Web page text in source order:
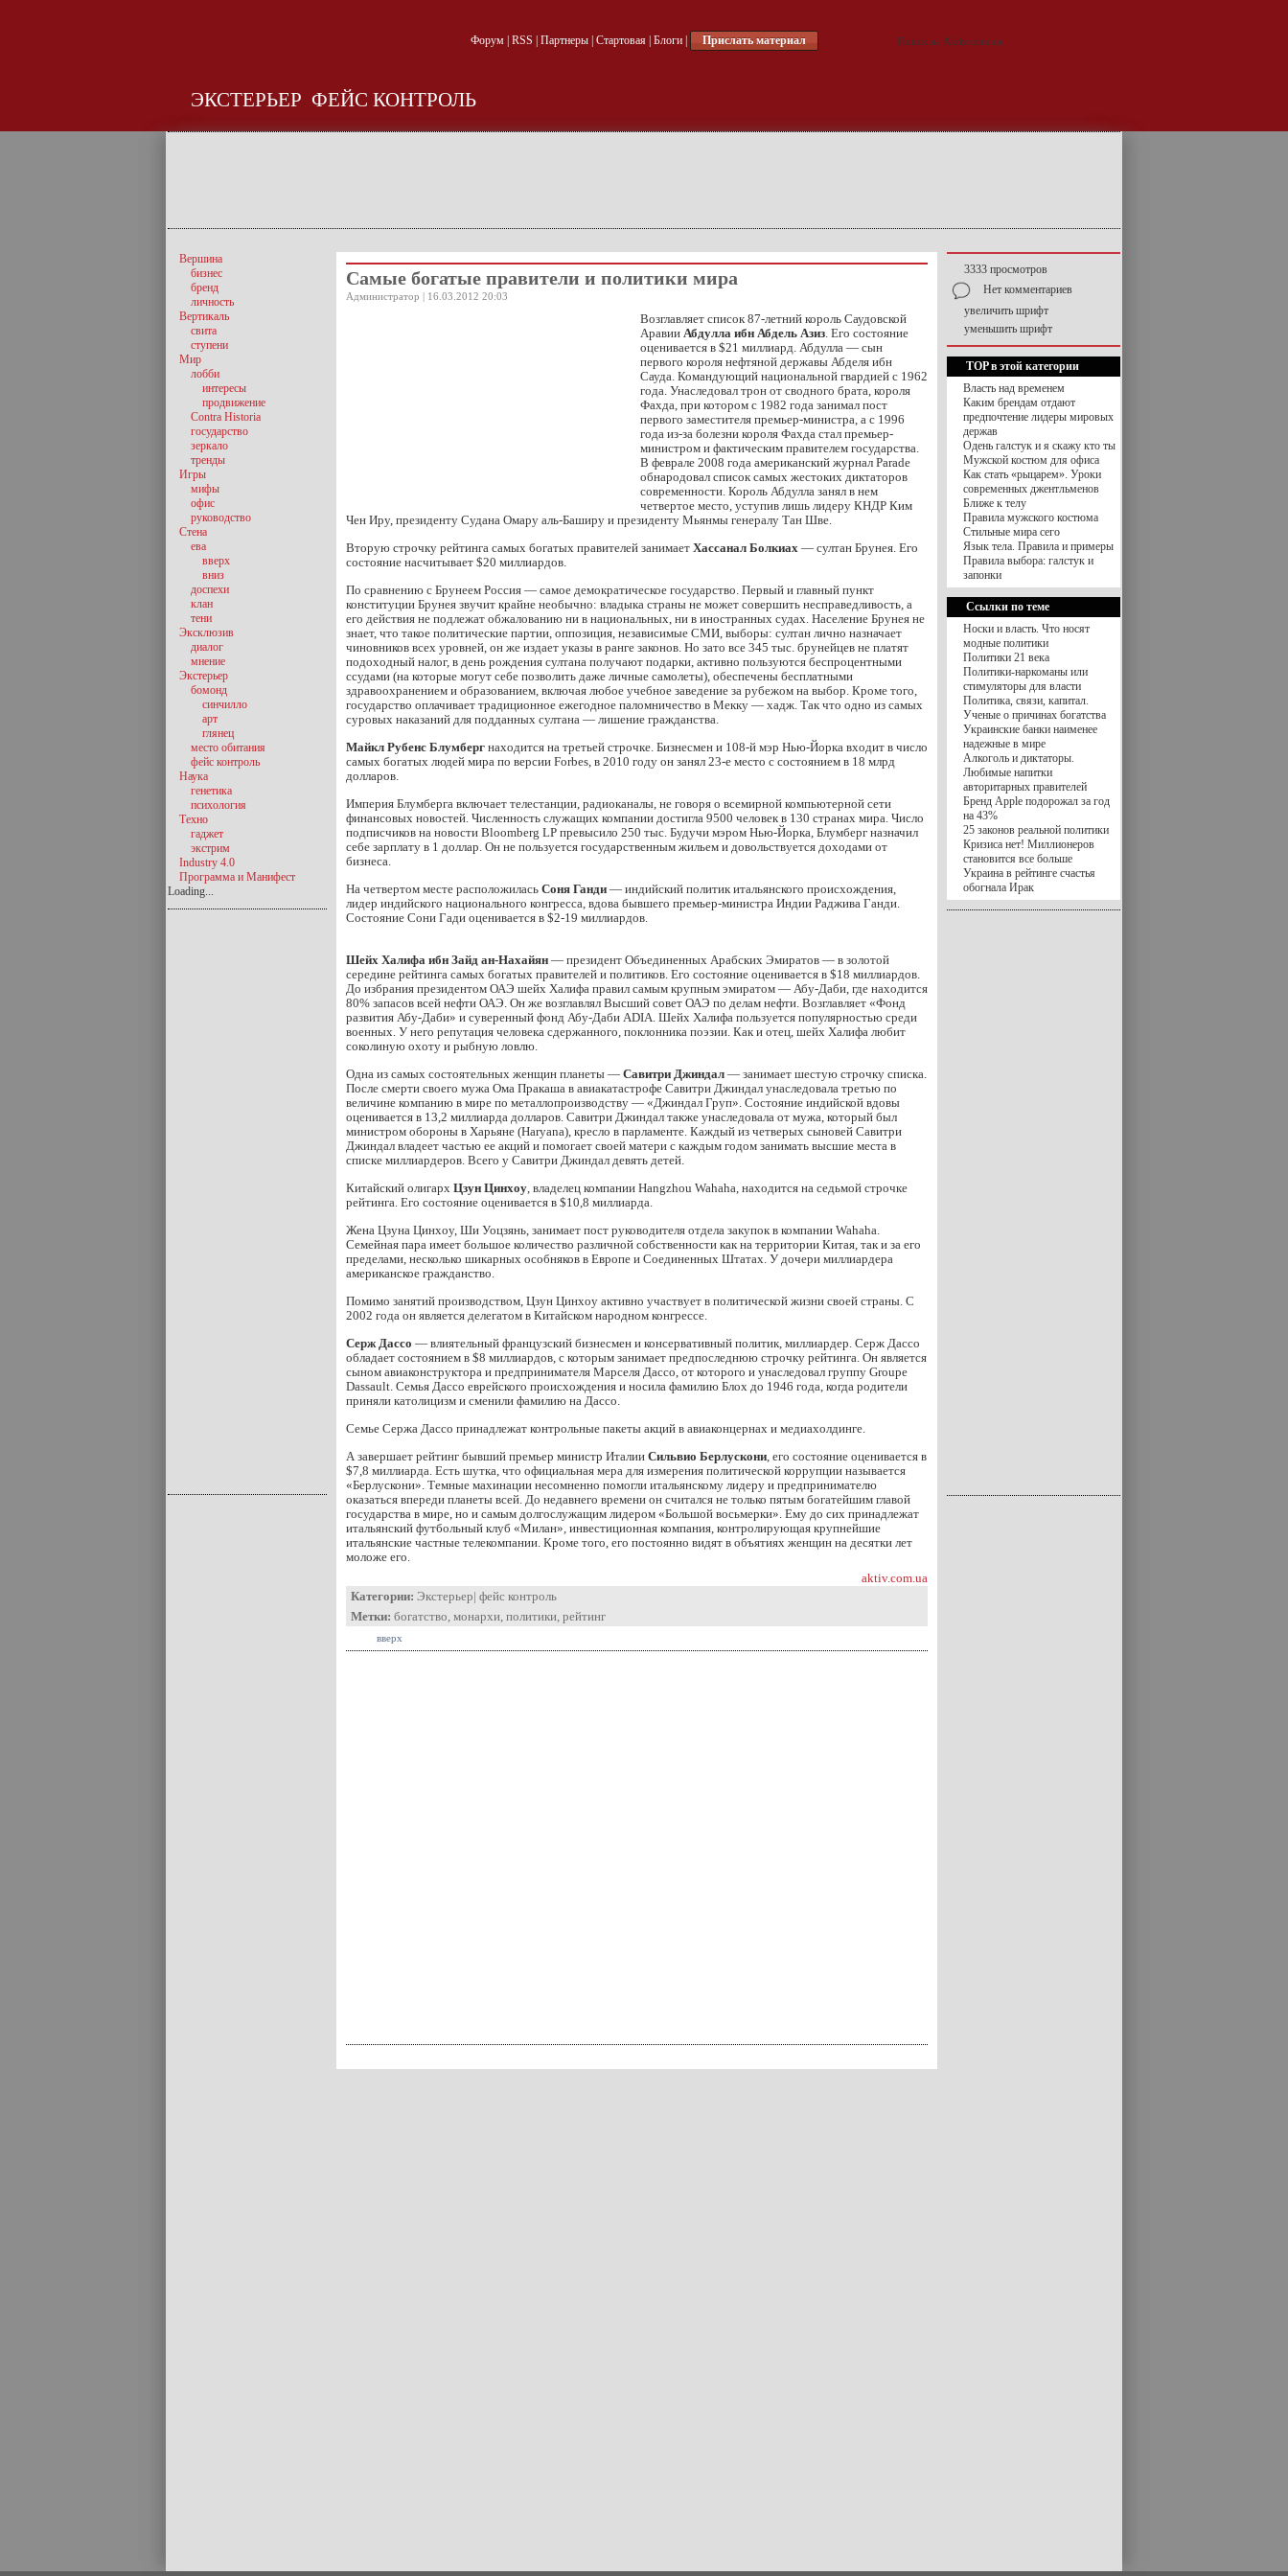
Форум| RSS Партнеры| Стартовая| Блоги| Прислать материал
ЭКСТЕРЬЕР ФЕЙС КОНТРОЛЬ
Самые богатые правители и политики мира
Администратор | 16.03.2012 20:03
Возглавляет список 87-летний король Саудовской
Аравии Абдулла ибн Абдель Азиз. Его состояние
оценивается в $21 миллиард. Абдулла — сын
первого короля нефтяной державы Абделя ибн
Сауда. Командующий национальной гвардией с 1962
года. Унаследовал трон от сводного брата, короля
Фахда, при котором с 1982 года занимал пост
первого заместителя премьер-министра, а с 1996
года из-за болезни короля Фахда стал премьер-
министром и фактическим правителем государства.
В феврале 2008 года американский журнал Parade
обнародовал список самых жестоких диктаторов
современности. Король Абдулла занял в нем
четвертое место, уступив лишь лидеру КНДР Ким
Чен Иру, президенту Судана Омару аль-Баширу и президенту Мьянмы генералу Тан Шве.
Вторую строчку рейтинга самых богатых правителей занимает Хассанал Болкиах — султан Брунея. Его
состояние насчитывает $20 миллиардов.
По сравнению с Брунеем Россия — самое демократическое государство. Первый и главный пункт
конституции Брунея звучит крайне необычно: владыка страны не может совершить несправедливость, а
его действия не подлежат обжалованию ни в национальных, ни в иностранных судах. Население Брунея не
знает, что такое политические партии, оппозиция, независимые СМИ, выборы: султан лично назначает
чиновников всех уровней, он же издает указы в ранге законов. Но зато все 345 тыс. брунейцев не платят
подоходный налог, в день рождения султана получают подарки, активно пользуются беспроцентными
ссудами (на которые могут себе позволить даже личные самолеты), обеспечены бесплатными
здравоохранением и образованием, включая любое учебное заведение за рубежом на выбор. Кроме того,
государство оплачивает традиционное ежегодное паломничество в Мекку — хадж. Так что одно из самых
суровых наказаний для подданных султана — лишение гражданства.
Майкл Рубенс Блумберг находится на третьей строчке. Бизнесмен и 108-й мэр Нью-Йорка входит в число
самых богатых людей мира по версии Forbes, в 2010 году он занял 23-е место с состоянием в 18 млрд
долларов.
Империя Блумберга включает телестанции, радиоканалы, не говоря о всемирной компьютерной сети
финансовых новостей. Численность служащих компании достигла 9500 человек в 130 странах мира. Число
подписчиков на новости Bloomberg LP превысило 250 тыс. Будучи мэром Нью-Йорка, Блумберг назначил
себе зарплату в 1 доллар. Он не пользуется государственным жильем и довольствуется доходами от
бизнеса.
На четвертом месте расположилась Соня Ганди — индийский политик итальянского происхождения,
лидер индийского национального конгресса, вдова бывшего премьер-министра Индии Раджива Ганди.
Состояние Сони Гади оценивается в $2-19 миллиардов.
Шейх Халифа ибн Зайд ан-Нахайян — президент Объединенных Арабских Эмиратов — в золотой
середине рейтинга самых богатых правителей и политиков. Его состояние оценивается в $18 миллиардов.
До избрания президентом ОАЭ шейх Халифа правил самым крупным эмиратом — Абу-Даби, где находится
80% запасов всей нефти ОАЭ. Он же возглавлял Высший совет ОАЭ по делам нефти. Возглавляет «Фонд
развития Абу-Даби» и суверенный фонд Абу-Даби ADIA. Шейх Халифа пользуется популярностью среди
военных. У него репутация человека сдержанного, поклонника поэзии. Как и отец, шейх Халифа любит
соколиную охоту и рыбную ловлю.
Одна из самых состоятельных женщин планеты — Савитри Джиндал — занимает шестую строчку списка.
После смерти своего мужа Ома Пракаша в авиакатастрофе Савитри Джиндал унаследовала третью по
величине компанию в мире по металлопроизводству — «Джиндал Груп». Состояние индийской вдовы
оценивается в 13,2 миллиарда долларов. Савитри Джиндал также унаследовала от мужа, который был
министром обороны в Харьяне (Haryana), кресло в парламенте. Каждый из четверых сыновей Савитри
Джиндал владеет частью ее акций и помогает своей матери с каждым годом занимать высшие места в
списке миллиардеров. Всего у Савитри Джиндал девять детей.
Китайский олигарх Цзун Цинхоу, владелец компании Hangzhou Wahaha, находится на седьмой строчке
рейтинга. Его состояние оценивается в $10,8 миллиарда.
Жена Цзуна Цинхоу, Ши Уоцзянь, занимает пост руководителя отдела закупок в компании Wahaha.
Семейная пара имеет большое количество различной собственности как на территории Китая, так и за его
пределами, несколько шикарных особняков в Европе и Соединенных Штатах. У дочери миллиардера
американское гражданство.
Помимо занятий производством, Цзун Цинхоу активно участвует в политической жизни своей страны. С
2002 года он является делегатом в Китайском народном конгрессе.
Серж Дассо — влиятельный французский бизнесмен и консервативный политик, миллиардер. Серж Дассо
обладает состоянием в $8 миллиардов, с которым занимает предпоследнюю строчку рейтинга. Он является
сыном авиаконструктора и предпринимателя Марселя Дассо, от которого и унаследовал группу Groupe
Dassault. Семья Дассо еврейского происхождения и носила фамилию Блох до 1946 года, когда родители
приняли католицизм и сменили фамилию на Дассо.
Семье Сержа Дассо принадлежат контрольные пакеты акций в авиаконцернах и медиахолдинге.
А завершает рейтинг бывший премьер министр Италии Сильвио Берлускони, его состояние оценивается в
$7,8 миллиарда. Есть шутка, что официальная мера для измерения политической коррупции называется
«Берлускони». Темные махинации несомненно помогли итальянскому лидеру и предпринимателю
оказаться впереди планеты всей. До недавнего времени он считался не только пятым богатейшим главой
государства в мире, но и самым долгослужащим лидером «Большой восьмерки». Ему до сих принадлежат
итальянский футбольный клуб «Милан», инвестиционная компания, контролирующая крупнейшие
итальянские частные телекомпании. Кроме того, его постоянно видят в объятиях женщин на десятки лет
моложе его.
aktiv.com.ua
Категории: Экстерьер| фейс контроль
Метки: богатство, монархи, политики, рейтинг
вверх
Вершина
бизнес
бренд
личность
Вертикаль
свита
ступени
Мир
лобби
интересы
продвижение
Contra Historia
государство
зеркало
тренды
Игры
мифы
офис
руководство
Стена
ева
вверх
вниз
доспехи
клан
тени
Эксклюзив
диалог
мнение
Экстерьер
бомонд
синчилло
арт
глянец
место обитания
фейс контроль
Наука
генетика
психология
Техно
гаджет
экстрим
Industry 4.0
Программа и Манифест
Loading...
3333 просмотров
Нет комментариев
увеличить шрифт
уменьшить шрифт
TOP в этой категории
Власть над временем
Каким брендам отдают
предпочтение лидеры мировых
держав
Одень галстук и я скажу кто ты
Мужской костюм для офиса
Как стать «рыцарем». Уроки
современных джентльменов
Ближе к телу
Правила мужского костюма
Стильные мира сего
Язык тела. Правила и примеры
Правила выбора: галстук и
запонки
Ссылки по теме
Носки и власть. Что носят
модные политики
Политики 21 века
Политики-наркоманы или
стимуляторы для власти
Политика, связи, капитал.
Ученые о причинах богатства
Украинские банки наименее
надежные в мире
Алкоголь и диктаторы.
Любимые напитки
авторитарных правителей
Бренд Apple подорожал за год
на 43%
25 законов реальной политики
Кризиса нет! Миллионеров
становится все больше
Украина в рейтинге счастья
обогнала Ирак